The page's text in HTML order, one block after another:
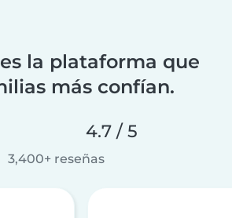
la plataforma que
más confían.
4.7 / 5
3,400+ reseñas